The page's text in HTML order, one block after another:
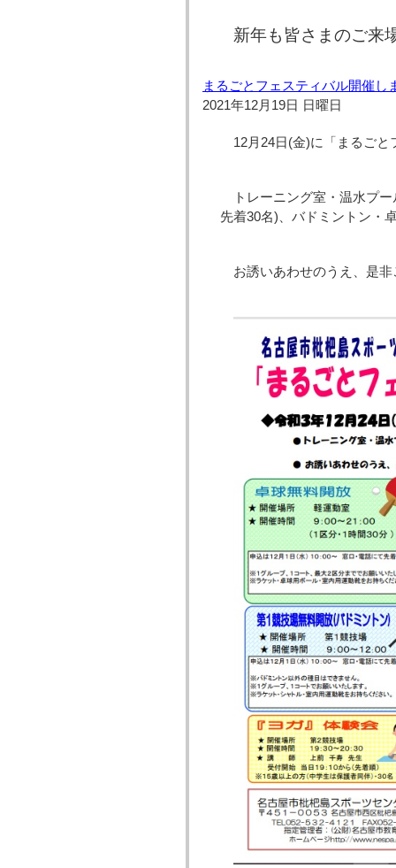
新年も皆さまのご来
まるごとフェスティバル開催し
2021年12月19日 日曜日
12月24日(金)に「まるご
トレーニング室・温水プ
先着30名)、バドミントン・
お誘いあわせのうえ、是